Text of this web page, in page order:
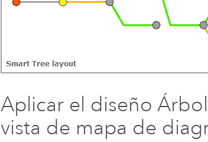
Aplicar el diseño
vista de mapa de